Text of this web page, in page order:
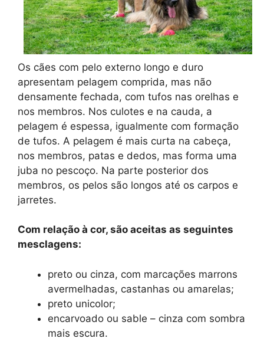
Os cães com pelo externo longo e duro
apresentam pelagem comprida, mas não
densamente fechada, com tufos nas orelhas e
nos membros. Nos culotes e na cauda, a
pelagem é espessa, igualmente com formação
de tufos. A pelagem é mais curta na cabeça,
nos membros, patas e dedos, mas forma uma
juba no pescoço. Na parte posterior dos
membros, os pelos são longos até os carpos e
jarretes.
Com relação à cor, são aceitas as seguintes
mesclagens:
preto ou cinza, com marcações marrons
avermelhadas, castanhas ou amarelas;
preto unicolor;
encarvoado ou sable – cinza com sombra
mais escura.